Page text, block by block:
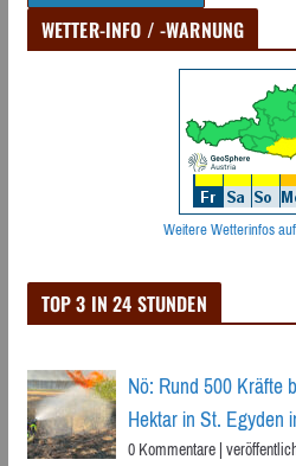
WETTER-INFO / -WARNUNG
Weitere Wetterinfos
TOP 3 IN 24 STUNDEN
Nö: Rund 500 Kräfte
Hektar in St. Egyden
0 Kommentare|